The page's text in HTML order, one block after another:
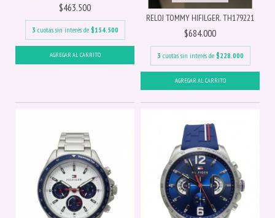
$463.500
3 cuotas sin interés de $154.500
RELOJ TOMMY HIFILGER. TH179221
$684.000
3 cuotas sin interés de $228.000